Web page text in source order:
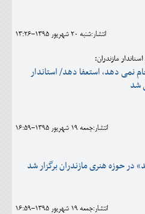
انتشار:شنبه 20 شهريور 1395-13:26
مازندران:
نمی دهد، استعفا دهد/ استاندار
شد
انتشار:جمعه 19 شهريور 1395-16:59
حوزه هنری مازندران برگزار شد
انتشار:جمعه 19 شهريور 1395-16:59